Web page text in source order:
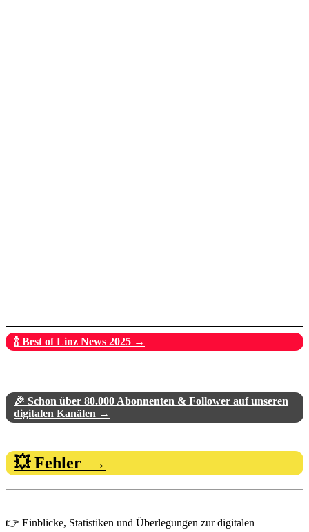
🍾 Best of Linz News 2025 →
🎉 Schon über 80.000 Abonnenten & Follower auf unseren
digitalen Kanälen →
💥 Fehler →
👉 Einblicke, Statistiken und Überlegungen zur digitalen